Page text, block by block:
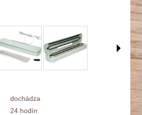
dochádza
24 hodín